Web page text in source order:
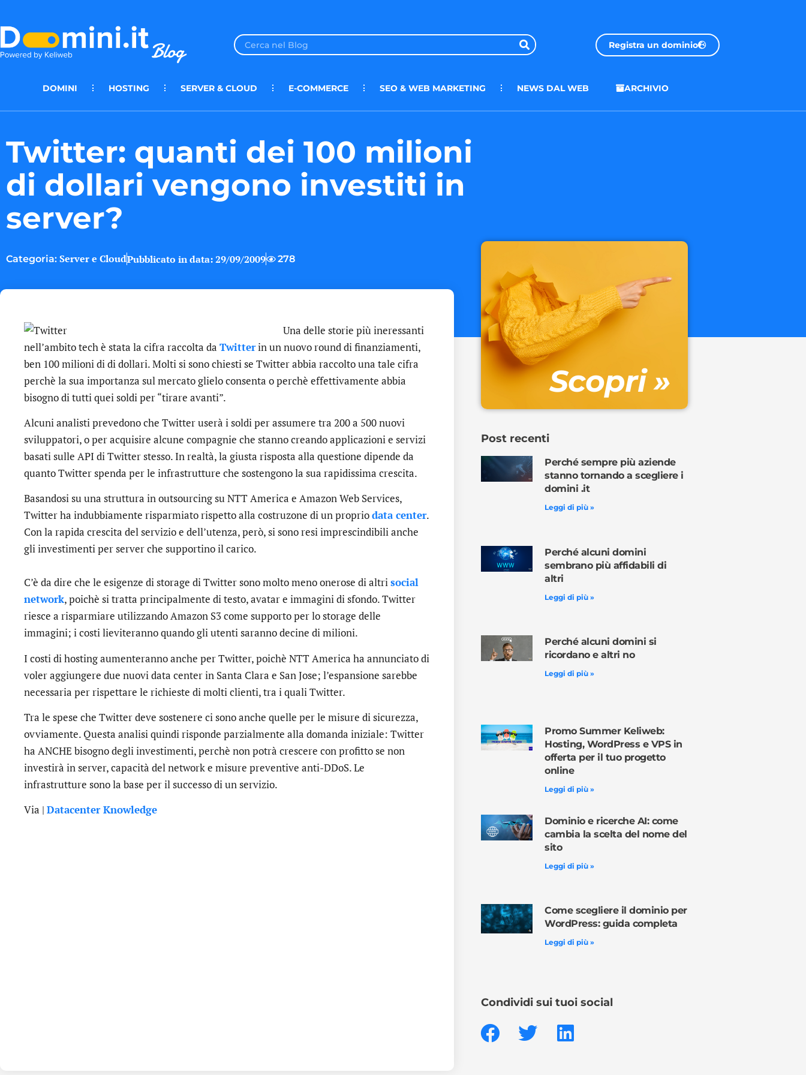
Registra un dominio
DOMINI HOSTING SERVER & CLOUD E-COMMERCE SEO & WEB MARKETING NEWS DAL WEB ARCHIVIO
Twitter: quanti dei 100 milioni
di dollari vengono investiti in
server?
Categoria: Server e CloudPubblicato in data:29/09/2009 278
Una delle storie più ineressanti
nell’ambito tech è stata la cifra raccolta da Twitterin un nuovo round di finanziamenti,
ben 100 milioni di di dollari. Molti si sono chiesti se Twitter abbia raccolto una tale cifra
perchè la sua importanza sul mercato glielo consenta o perchè effettivamente abbia
bisogno di tutti quei soldi per “tirare avanti”.
Alcuni analisti prevedono che Twitter userà i soldi per assumere tra 200 a 500 nuovi
sviluppatori, o per acquisire alcune compagnie che stanno creando applicazioni e servizi
basati sulle API di Twitter stesso. In realtà, la giusta risposta alla questione dipende da
quanto Twitter spenda per le infrastrutture che sostengono la sua rapidissima crescita.
Basandosi su una struttura in outsourcing su NTT America e Amazon Web Services,
Twitter ha indubbiamente risparmiato rispetto alla costruzone di un propriodata center.
Con la rapida crescita del servizio e dell’utenza, però, si sono resi imprescindibili anche
gli investimenti per server che supportino il carico.
C’è da dire che le esigenze di storage di Twitter sono molto meno onerose di altrisocial
network, poichè si tratta principalmente di testo, avatar e immagini di sfondo. Twitter
riesce a risparmiare utilizzando Amazon S3 come supporto per lo storage delle
immagini; i costi lieviteranno quando gli utenti saranno decine di milioni.
I costi di hosting aumenteranno anche per Twitter, poichè NTT America ha annunciato di
voler aggiungere due nuovi data center in Santa Clara e San Jose; l’espansione sarebbe
necessaria per rispettare le richieste di molti clienti, tra i quali Twitter.
Tra le spese che Twitter deve sostenere ci sono anche quelle per le misure di sicurezza,
ovviamente. Questa analisi quindi risponde parzialmente alla domanda iniziale: Twitter
ha ANCHE bisogno degli investimenti, perchè non potrà crescere con profitto se non
investirà in server, capacità del network e misure preventive anti-DDoS. Le
infrastrutture sono la base per il successo di un servizio.
Via | Datacenter Knowledge
Scopri »
Post recenti
Perché sempre più aziende
stanno tornando a scegliere i
domini .it
Leggi di più »
Perché alcuni domini
sembrano più affidabili di
altri
Leggi di più »
Perché alcuni domini si
ricordano e altri no
Leggi di più »
Promo Summer Keliweb:
Hosting, WordPress e VPS in
offerta per il tuo progetto
online
Leggi di più »
Dominio e ricerche AI: come
cambia la scelta del nome del
sito
Leggi di più »
Come scegliere il dominio per
WordPress: guida completa
Leggi di più »
Condividi sui tuoi social